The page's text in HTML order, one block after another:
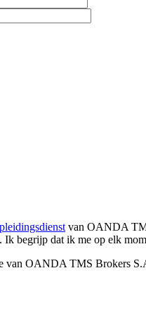
van OANDA
Ik begrijp dat ik me op elk
OANDA TMS Brokers